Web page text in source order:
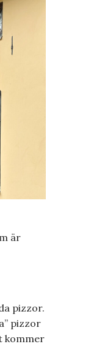
är
pizzor.
pizzor
kommer